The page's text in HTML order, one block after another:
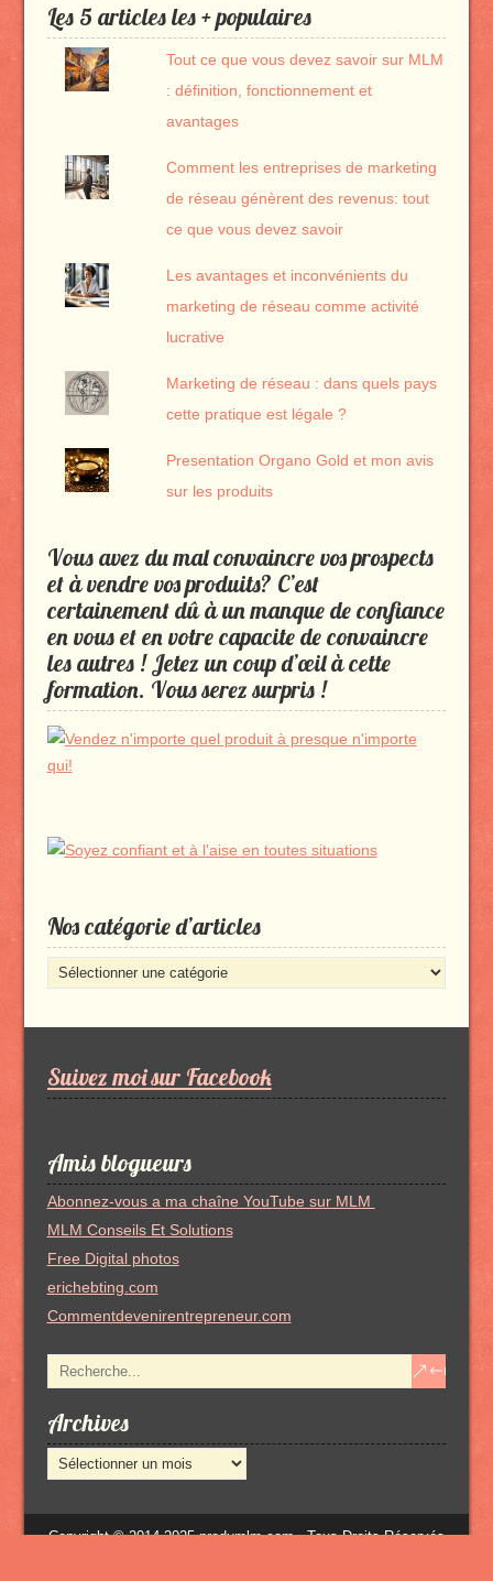
Les 5 articles les + populaires
Tout ce que vous devez savoir sur MLM
: définition, fonctionnement et
avantages
Comment les entreprises de marketing
de réseau génèrent des revenus: tout
ce que vous devez savoir
Les avantages et inconvénients du
marketing de réseau comme activité
lucrative
Marketing de réseau : dans quels pays
cette pratique est légale ?
Presentation Organo Gold et mon avis
sur les produits
Vous avez du mal convaincre vos prospects
et à vendre vos produits? C’est
certainement dû à un manque de confiance
en vous et en votre capacite de convaincre
les autres ! Jetez un coup d’œil à cette
formation. Vous serez surpris !
Nos catégorie d’articles
Nos
catégorie
Suivez moi sur Facebook
Amis blogueurs
Abonnez-vous a ma chaîne YouTube sur MLM
MLM Conseils Et Solutions
Free Digital photos
erichebting.com
Commentdevenirentrepreneur.com
Archives
Archives
Copyright © 2014-2025 produmlm.com - Tous Droits Réservés